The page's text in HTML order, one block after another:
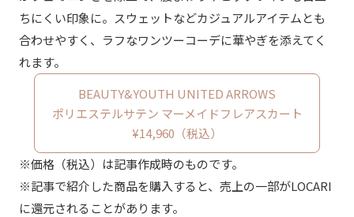
ちにくい印象に。スウェットなどカジュアルアイテムとも
合わせやすく、ラフなワンツーコーデに華やぎを添えてく
れます。
BEAUTY&YOUTH UNITED ARROWS
ポリエステルサテン マーメイドフレアスカート
¥14,960（税込）
※価格（税込）は記事作成時のものです。
※記事で紹介した商品を購入すると、売上の一部がLOCARI
に還元されることがあります。